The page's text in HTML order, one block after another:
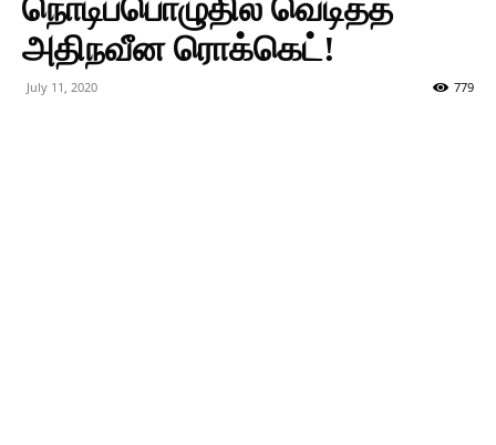
நொடிப்பொழுதில் வெடித்த
அதிநவீன ரொக்கெட்!
July 11, 2020 779